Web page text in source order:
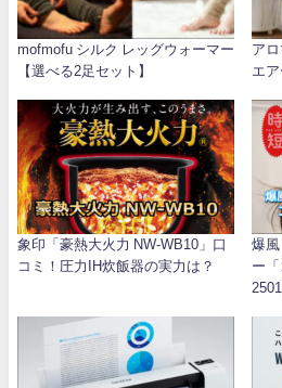
mofmofu シルク レッグウォーマー
【選べる2足セット】
ア
エ
象印「豪熱大火力 NW-WB10」口
コミ！圧力IH炊飯器の実力は？
爆
ー